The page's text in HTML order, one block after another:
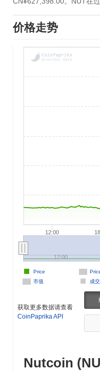
价格走势
12:00
市值
成
Price
12:00
获取更多数据请查看
CoinPaprika API
Nutcoin